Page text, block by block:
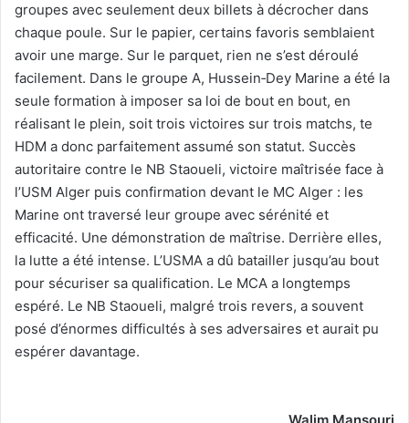
groupes avec seulement deux billets à décrocher dans
chaque poule. Sur le papier, certains favoris semblaient
avoir une marge. Sur le parquet, rien ne s’est déroulé
facilement. Dans le groupe A, Hussein‑Dey Marine a été la
seule formation à imposer sa loi de bout en bout, en
réalisant le plein, soit trois victoires sur trois matchs, te
HDM a donc parfaitement assumé son statut. Succès
autoritaire contre le NB Staoueli, victoire maîtrisée face à
l’USM Alger puis confirmation devant le MC Alger : les
Marine ont traversé leur groupe avec sérénité et
efficacité. Une démonstration de maîtrise. Derrière elles,
la lutte a été intense. L’USMA a dû batailler jusqu’au bout
pour sécuriser sa qualification. Le MCA a longtemps
espéré. Le NB Staoueli, malgré trois revers, a souvent
posé d’énormes difficultés à ses adversaires et aurait pu
espérer davantage.